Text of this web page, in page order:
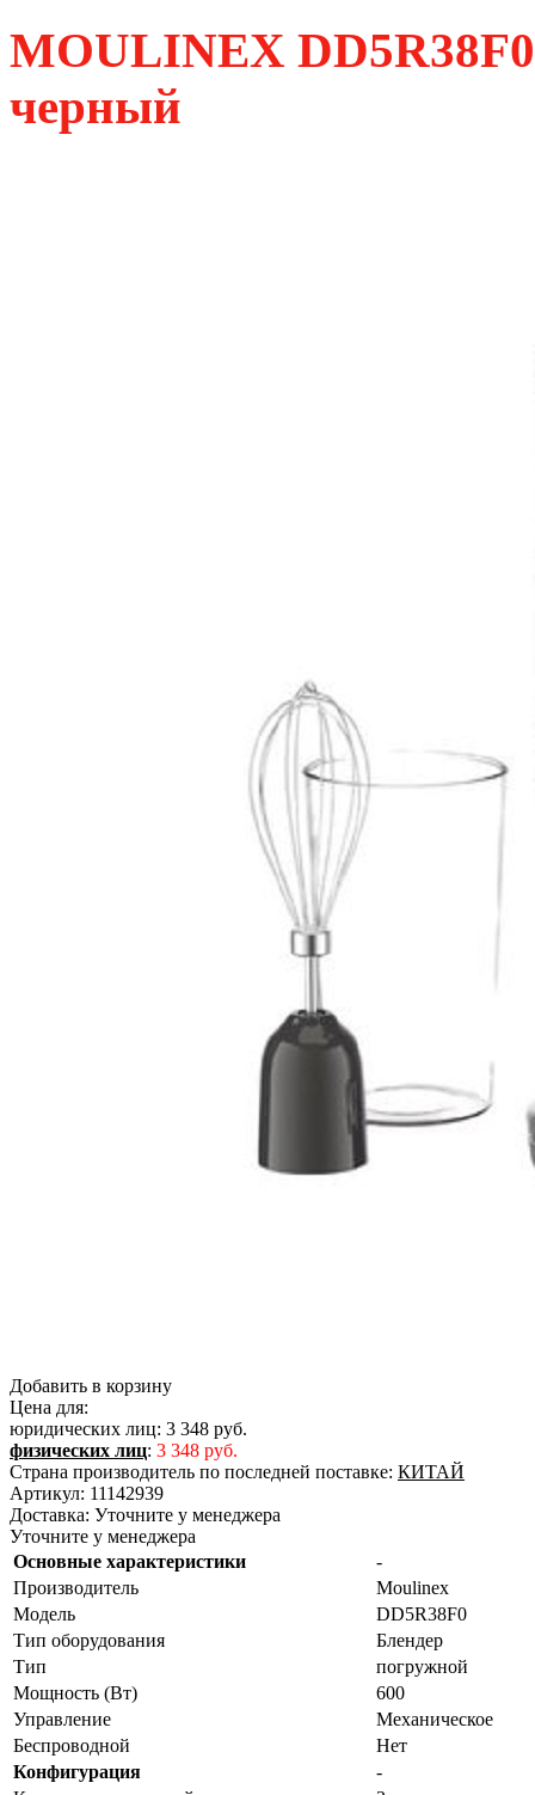
MOULINEX
черный
Добавить в корзину
Цена для:
юридических лиц: 3 348 руб.
физических лиц: 3 348 руб.
Страна производитель по последней поставке: КИТАЙ
Артикул: 11142939
Доставка: Уточните у менеджера
Уточните у менеджера
Основные характеристики
-
Производитель
Moulinex
Модель
DD5R38F0
Тип оборудования
Блендер
Тип
погружной
Мощность (Вт)
600
Управление
Механическое
Беспроводной
Нет
Конфигурация
-